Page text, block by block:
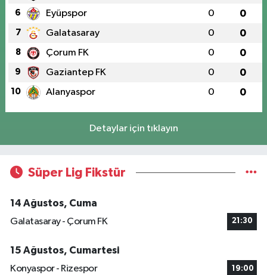
6 Eyüpspor 0 0
7 Galatasaray 0 0
8 Çorum FK 0 0
9 Gaziantep FK 0 0
10 Alanyaspor 0 0
Detaylar için tıklayın
Süper Lig Fikstür
14 Ağustos, Cuma
Galatasaray - Çorum FK
21:30
15 Ağustos, Cumartesi
Konyaspor - Rizespor
19:00